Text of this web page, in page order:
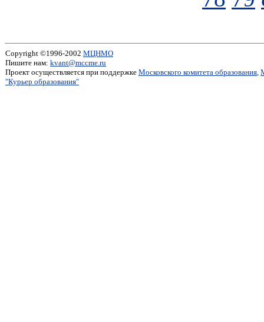
Copyright ©1996-2002 МЦНМО
Пишите нам: kvant@mccme.ru
Проект осуществляется при поддержке Московского комитета образования,
"Курьер образования"